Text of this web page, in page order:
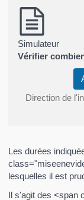
Simulateur
Vérifier
Direction de
Les durées
lesquelles il est
Il s'agit des <span